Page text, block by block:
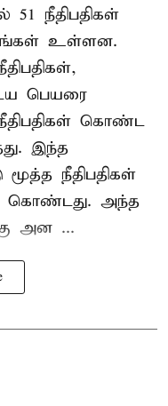
நீதிபதிகள்
உள்ளன.
பெயரை
கொண்ட
இந்த
மூத்த நீதிபதிகள்
கொண்டது. அந்த
அன ...